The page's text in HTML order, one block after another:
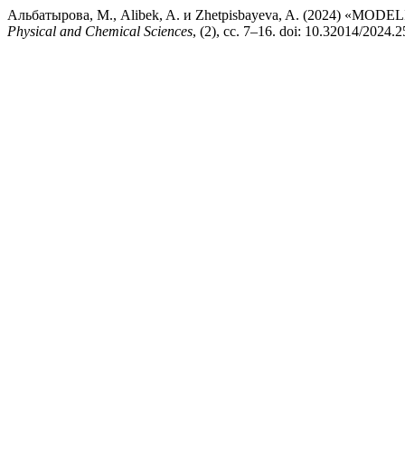
Альбатырова, М., Alibek, A. и Zhetpisbayeva, A. (2024)
Physical and Chemical Sciences, (2), сс. 7–16. doi: 10.32014/